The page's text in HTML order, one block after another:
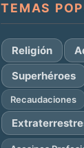
TEMAS
Religión
Superhéroes
Recaudaciones